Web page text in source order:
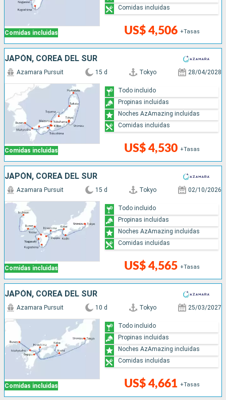
Comidas incluidas US$ 4,506 +Tasas
Comidas incluidas
JAPÓN, COREA DEL SUR
Comidas incluidas
Azamara Pursuit 15 d Tokyo 28/04/2028
US$ 4,530 +Tasas
Todo incluido
Propinas incluidas
Noches AzAmazing incluidas
Comidas incluidas
JAPÓN, COREA DEL SUR
Comidas incluidas
Azamara Pursuit 15 d Tokyo 02/10/2026
US$ 4,565 +Tasas
Todo incluido
Propinas incluidas
Noches AzAmazing incluidas
Comidas incluidas
JAPÓN, COREA DEL SUR
Comidas incluidas
Azamara Pursuit 10 d Tokyo 25/03/2027
US$ 4,661 +Tasas
Todo incluido
Propinas incluidas
Noches AzAmazing incluidas
Comidas incluidas